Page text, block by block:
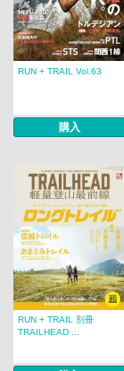
RUN + TRAIL Vol.63
購入
RUN + TRAIL 別冊
TRAILHEAD ...